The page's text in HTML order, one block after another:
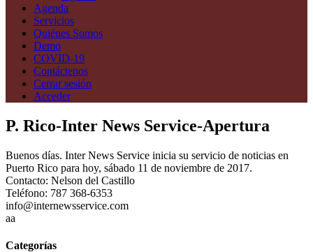
Agenda
Servicios
Quiénes Somos
Demo
COVID-19
Contáctenos
Cerrar sesión
Acceder
P. Rico-Inter News Service-Apertura
Buenos días. Inter News Service inicia su servicio de noticias en
Puerto Rico para hoy, sábado 11 de noviembre de 2017.
Contacto: Nelson del Castillo
Teléfono: 787 368-6353
info@internewsservice.com
aa
Categorías